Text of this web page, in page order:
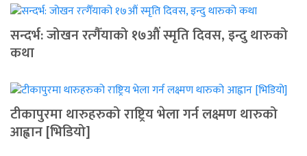
सन्दर्भ: जोखन रत्गैँयाको १७औं स्मृति दिवस, इन्दु थारुको
कथा
टीकापुरमा थारुहरुको राष्ट्रिय भेला गर्न लक्ष्मण थारुको
आह्वान [भिडियो]